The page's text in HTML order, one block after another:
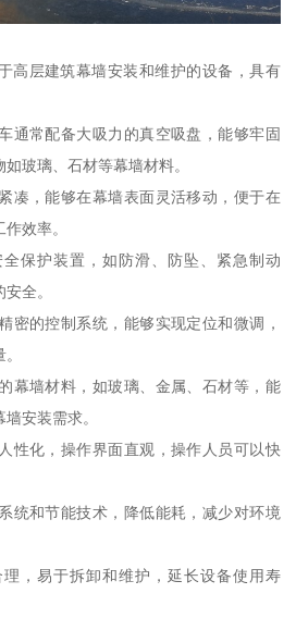
高层建筑幕墙安装和维护的设备，具有
通常配备大吸力的真空吸盘，能够牢固
玻璃、石材等幕墙材料。
凑，能够在幕墙表面灵活移动，便于在
效率。
保护装置，如防滑、防坠、紧急制动
全。
密的控制系统，能够实现定位和微调，
幕墙材料，如玻璃、金属、石材等，能
安装需求。
性化，操作界面直观，操作人员可以快
统和节能技术，降低能耗，减少对环境
，易于拆卸和维护，延长设备使用寿